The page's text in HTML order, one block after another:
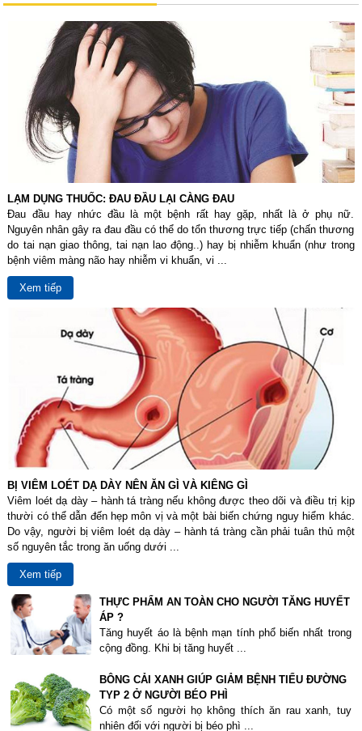
LẠM DỤNG THUỐC: ĐAU ĐẦU LẠI CÀNG ĐAU
Đau đầu hay nhức đầu là một bệnh rất hay gặp, nhất là ở phụ nữ.
Nguyên nhân gây ra đau đầu có thể do tổn thương trực tiếp (chấn thương
do tai nạn giao thông, tai nạn lao động..) hay bị nhiễm khuẩn (như trong
bệnh viêm màng não hay nhiễm vi khuẩn, vi ...
Xem tiếp
BỊ VIÊM LOÉT DẠ DÀY NÊN ĂN GÌ VÀ KIÊNG GÌ
Viêm loét dạ dày – hành tá tràng nếu không được theo dõi và điều trị kịp
thười có thể dẫn đến hẹp môn vị và một bài biến chứng nguy hiểm khác.
Do vậy, người bị viêm loét dạ dày – hành tá tràng cần phải tuân thủ một
số nguyên tắc trong ăn uống dưới ...
Xem tiếp
THỰC PHẨM AN TOÀN CHO NGƯỜI TĂNG HUYẾT
ÁP ?
Tăng huyết áo là bệnh mạn tính phổ biến nhất trong
cộng đồng. Khi bị tăng huyết ...
BÔNG CẢI XANH GIÚP GIẢM BỆNH TIỂU ĐƯỜNG
TYP 2 Ở NGƯỜI BÉO PHÌ
Có một số người họ không thích ăn rau xanh, tuy
nhiên đối với người bị béo phì ...